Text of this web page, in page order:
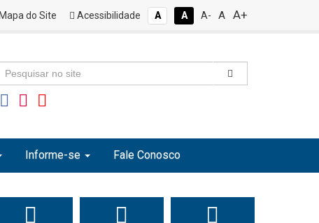
Mapa do Site Acessibilidade A A A- A A+
Informe-se Fale Conosco